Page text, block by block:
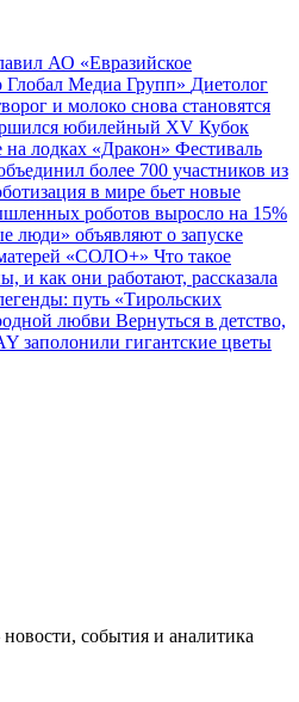
АО «Евразийское
Глобал Медиа Групп» Диетолог
и молоко снова становятся
юбилейный XV Кубок
на лодках «Дракон» Фестиваль
более 700 участников из
в мире бьет новые
роботов выросло на 15%
люди» объявляют о запуске
«СОЛО+» Что такое
и как они работают, рассказала
путь «Тирольских
любви Вернуться в детство,
заполонили гигантские цветы
события и аналитика